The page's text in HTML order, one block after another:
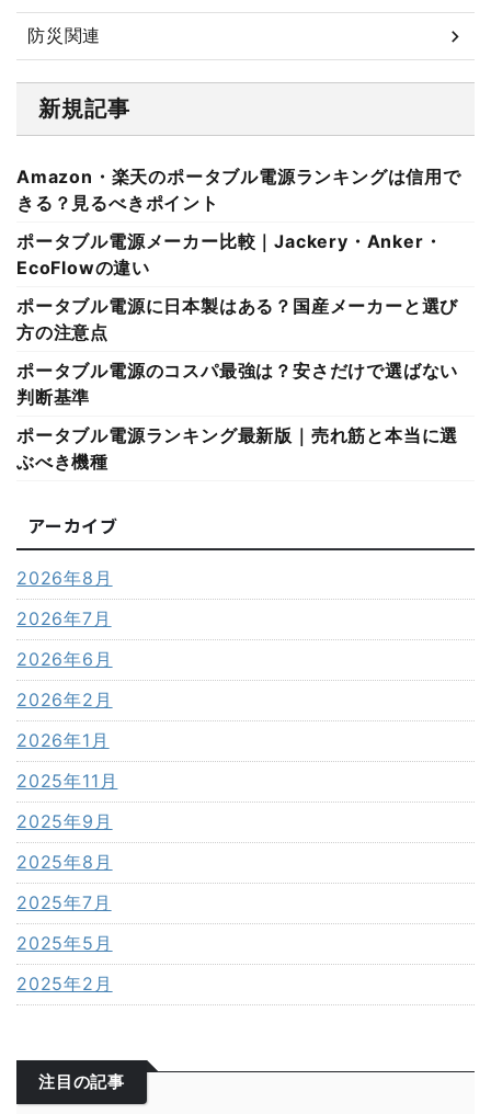
防災関連
新規記事
Amazon・楽天のポータブル電源ランキングは信用で
きる？見るべきポイント
ポータブル電源メーカー比較｜Jackery・Anker・
EcoFlowの違い
ポータブル電源に日本製はある？国産メーカーと選び
方の注意点
ポータブル電源のコスパ最強は？安さだけで選ばない
判断基準
ポータブル電源ランキング最新版｜売れ筋と本当に選
ぶべき機種
アーカイブ
2026年8月
2026年7月
2026年6月
2026年2月
2026年1月
2025年11月
2025年9月
2025年8月
2025年7月
2025年5月
2025年2月
注目の記事